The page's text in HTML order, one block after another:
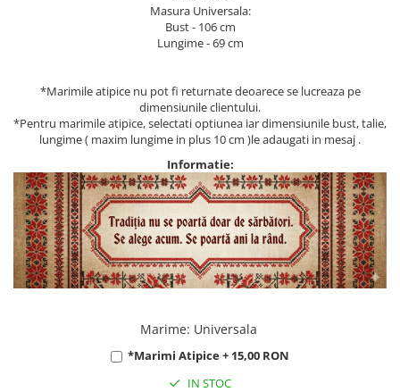
Masura Universala:
Bust - 106 cm
Lungime - 69 cm
*Marimile atipice nu pot fi returnate deoarece se lucreaza pe
dimensiunile clientului.
*Pentru marimile atipice, selectati optiunea iar dimensiunile bust, talie,
lungime ( maxim lungime in plus 10 cm )le adaugati in mesaj .
Informatie:
Marime: Universala
*Marimi Atipice + 15,00 RON
IN STOC